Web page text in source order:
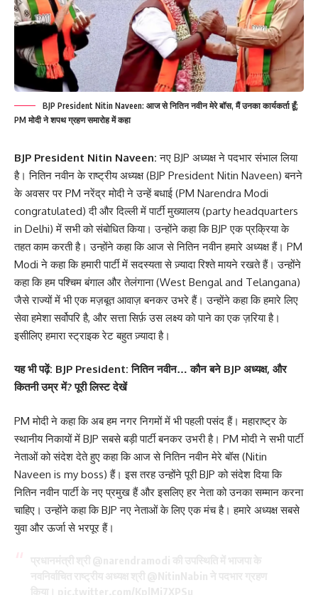
BJP President Nitin Naveen: आज से नितिन नवीन मेरे बॉस, मैं उनका कार्यकर्ता हूँ;
PM मोदी ने शपथ ग्रहण समारोह में कहा
BJP President Nitin Naveen: नए BJP अध्यक्ष ने पदभार संभाल लिया
है। नितिन नवीन के राष्ट्रीय अध्यक्ष (BJP President Nitin Naveen) बनने
के अवसर पर PM नरेंद्र मोदी ने उन्हें बधाई (PM Narendra Modi
congratulated) दी और दिल्ली में पार्टी मुख्यालय (party headquarters
in Delhi) में सभी को संबोधित किया। उन्होंने कहा कि BJP एक प्रक्रिया के
तहत काम करती है। उन्होंने कहा कि आज से नितिन नवीन हमारे अध्यक्ष हैं। PM
Modi ने कहा कि हमारी पार्टी में सदस्यता से ज़्यादा रिश्ते मायने रखते हैं। उन्होंने
कहा कि हम पश्चिम बंगाल और तेलंगाना (West Bengal and Telangana)
जैसे राज्यों में भी एक मज़बूत आवाज़ बनकर उभरे हैं। उन्होंने कहा कि हमारे लिए
सेवा हमेशा सर्वोपरि है, और सत्ता सिर्फ़ उस लक्ष्य को पाने का एक ज़रिया है।
इसीलिए हमारा स्ट्राइक रेट बहुत ज़्यादा है।
यह भी पढ़ें: BJP President: नितिन नवीन… कौन बने BJP अध्यक्ष, और
कितनी उम्र में? पूरी लिस्ट देखें
PM मोदी ने कहा कि अब हम नगर निगमों में भी पहली पसंद हैं। महाराष्ट्र के
स्थानीय निकायों में BJP सबसे बड़ी पार्टी बनकर उभरी है। PM मोदी ने सभी पार्टी
नेताओं को संदेश देते हुए कहा कि आज से नितिन नवीन मेरे बॉस (Nitin
Naveen is my boss) हैं। इस तरह उन्होंने पूरी BJP को संदेश दिया कि
नितिन नवीन पार्टी के नए प्रमुख हैं और इसलिए हर नेता को उनका सम्मान करना
चाहिए। उन्होंने कहा कि BJP नए नेताओं के लिए एक मंच है। हमारे अध्यक्ष सबसे
युवा और ऊर्जा से भरपूर हैं।